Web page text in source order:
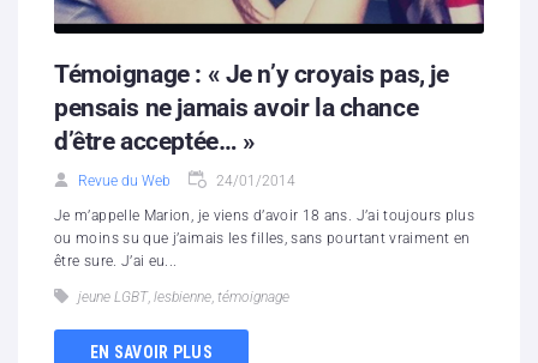
Témoignage : « Je n’y croyais pas, je
pensais ne jamais avoir la chance
d’être acceptée… »
Revue du Web 24/01/2014
Je m’appelle Marion, je viens d’avoir 18 ans. J’ai toujours plus
ou moins su que j’aimais les filles, sans pourtant vraiment en
être sure. J’ai eu...
jeune LGBT, lesbienne témoignage
EN SAVOIR PLUS